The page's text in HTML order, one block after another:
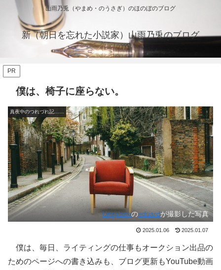
山雨乃兎（やまめ・のうさぎ）のほのぼのブログ
新（朝日を忘れた小説家）山雨乃兎のブログ
PR
僕は、椅子に座らない。
真夜中のつれづれ記……
Unsplashのeduardが撮影した写真
2025.01.06 2025.01.07
僕は、毎日、ライティングの仕事もオークション出品の
ためのページへの書き込みも、ブログ更新もYouTube動画